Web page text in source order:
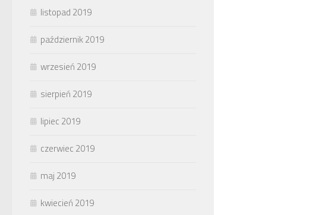
listopad 2019
październik 2019
wrzesień 2019
sierpień 2019
lipiec 2019
czerwiec 2019
maj 2019
kwiecień 2019